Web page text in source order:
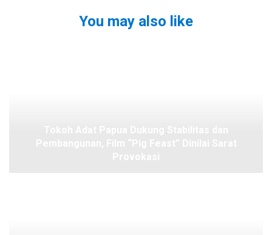
You may also like